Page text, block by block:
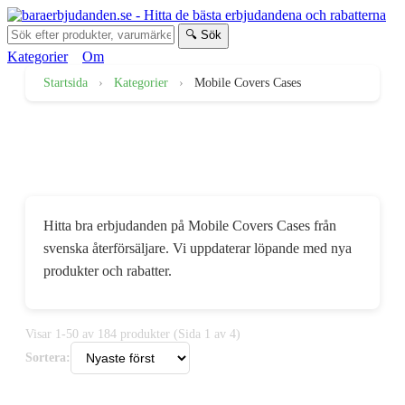
🔍 Sök
Kategorier Om
Startsida › Kategorier › Mobile Covers Cases
Hitta bra erbjudanden på Mobile Covers Cases från
svenska återförsäljare. Vi uppdaterar löpande med nya
produkter och rabatter.
Visar 1-50 av 184 produkter (Sida 1 av 4)
Sortera: